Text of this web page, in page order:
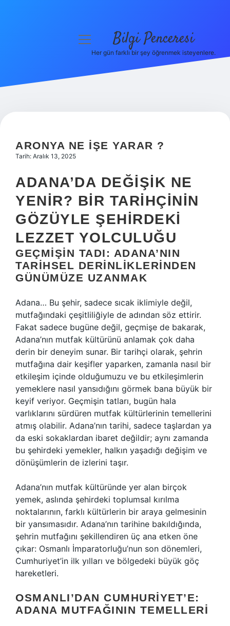
Hakkımızda
menüyü
Bilgi Penceresi
Her gün farklı bir şey öğrenmek isteyenlere.
ARONYA NE IŞE YARAR ?
Tarih: Aralık 13, 2025
ADANA’DA DEĞIŞIK NE
YENIR? BIR TARIHÇININ
GÖZÜYLE ŞEHIRDEKI
LEZZET YOLCULUĞU
GEÇMIŞIN TADI: ADANA’NIN
TARIHSEL DERINLIKLERINDEN
GÜNÜMÜZE UZANMAK
Adana… Bu şehir, sadece sıcak iklimiyle değil,
mutfağındaki çeşitliliğiyle de adından söz ettirir.
Fakat sadece bugüne değil, geçmişe de bakarak,
Adana’nın mutfak kültürünü anlamak çok daha
derin bir deneyim sunar. Bir tarihçi olarak, şehrin
mutfağına dair keşifler yaparken, zamanla nasıl bir
etkileşim içinde olduğumuzu ve bu etkileşimlerin
yemeklere nasıl yansıdığını görmek bana büyük bir
keyif veriyor. Geçmişin tatları, bugün hala
varlıklarını sürdüren mutfak kültürlerinin temellerini
atmış olabilir. Adana’nın tarihi, sadece taşlardan ya
da eski sokaklardan ibaret değildir; aynı zamanda
bu şehirdeki yemekler, halkın yaşadığı değişim ve
dönüşümlerin de izlerini taşır.
Adana’nın mutfak kültüründe yer alan birçok
yemek, aslında şehirdeki toplumsal kırılma
noktalarının, farklı kültürlerin bir araya gelmesinin
bir yansımasıdır. Adana’nın tarihine bakıldığında,
şehrin mutfağını şekillendiren üç ana etken öne
çıkar: Osmanlı İmparatorluğu’nun son dönemleri,
Cumhuriyet’in ilk yılları ve bölgedeki büyük göç
hareketleri.
OSMANLI’DAN CUMHURIYET’E:
ADANA MUTFAĞININ TEMELLERI